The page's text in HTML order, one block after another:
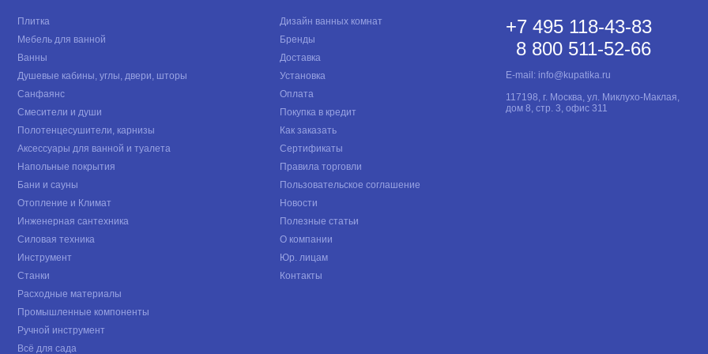
Плитка
Мебель для ванной
Ванны
Душевые кабины, углы, двери, шторы
Санфаянс
Смесители и души
Полотенцесушители, карнизы
Аксессуары для ванной и туалета
Напольные покрытия
Бани и сауны
Отопление и Климат
Инженерная сантехника
Силовая техника
Инструмент
Станки
Расходные материалы
Промышленные компоненты
Ручной инструмент
Всё для сада
Дизайн ванных комнат
Бренды
Доставка
Установка
Оплата
Покупка в кредит
Как заказать
Сертификаты
Правила торговли
Пользовательское соглашение
Новости
Полезные статьи
О компании
Юр. лицам
Контакты
+7 495 118-43-83
8 800 511-52-66
E-mail: info@kupatika.ru
117198, г. Москва, ул. Миклухо-Маклая,
дом 8, стр. 3, офис 311